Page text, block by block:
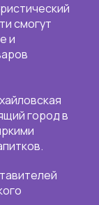
смогут
и
город в